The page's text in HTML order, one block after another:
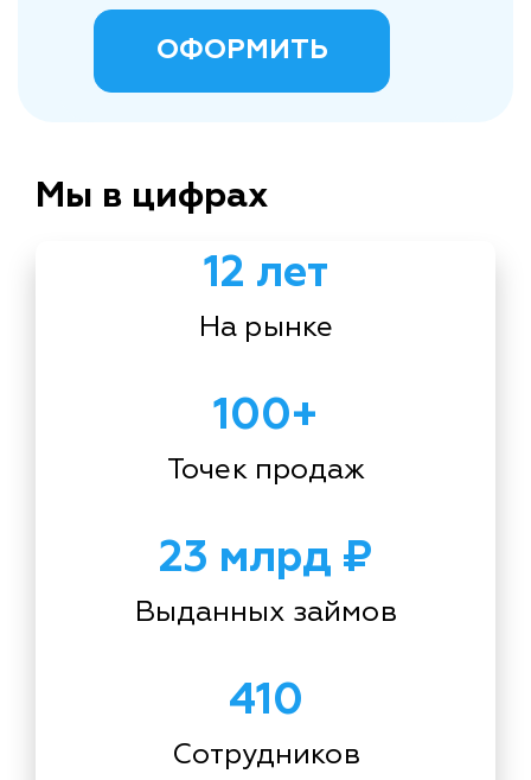
ОФОРМИТЬ
Мы в цифрах
12 лет
На рынке
100+
Точек продаж
23 млрд ₽
Выданных займов
410
Сотрудников